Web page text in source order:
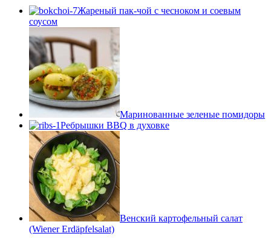
Жареный пак-чой с чесноком и соевым
соусом
Маринованные зеленые помидоры
Ребрышки BBQ в духовке
Венский картофельный салат
(Wiener Erdäpfelsalat)